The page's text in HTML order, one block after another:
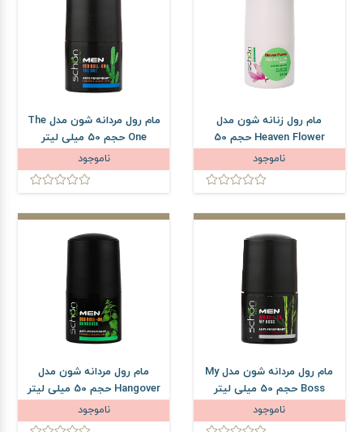
مام رول زنانه شون مدل
Heaven Flower حجم 50
میلی لیتر
ناموجود
مام رول مردانه شون مدل The
One حجم 50 میلی لیتر
ناموجود
مام رول مردانه شون مدل My
Boss حجم 50 میلی لیتر
ناموجود
مام رول مردانه شون مدل
Hangover حجم 50 میلی لیتر
ناموجود